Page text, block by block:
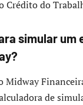
Crédito do
simular um
de